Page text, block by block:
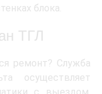
блока.
ТГЛ
ремонт? Служба
осуществляет